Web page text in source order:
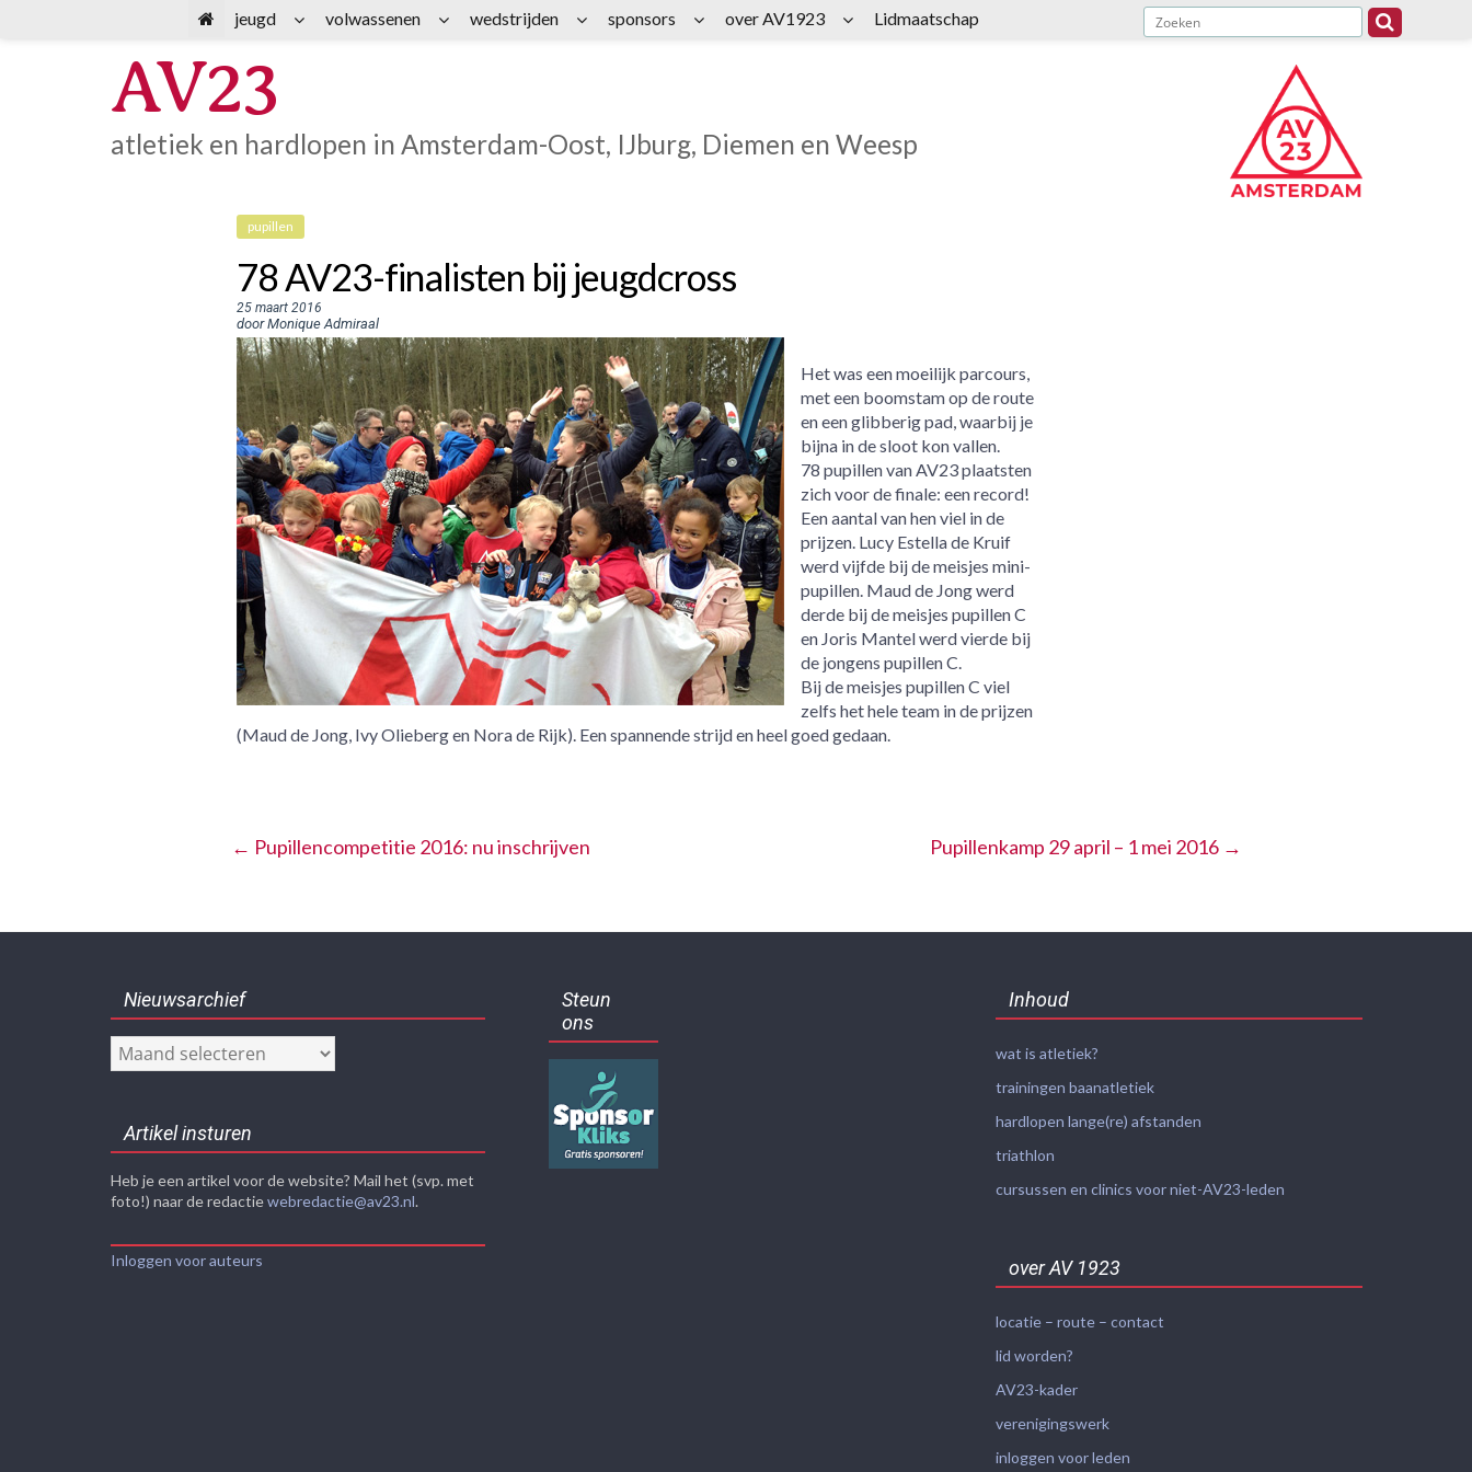
AV23
atletiek en hardlopen in Amsterdam-Oost, IJburg, Diemen en Weesp
pupillen
78 AV23-finalisten bij jeugdcross
25 maart 2016
door Monique Admiraal
Het was een moeilijk parcours,
met een boomstam op de route
en een glibberig pad, waarbij je
bijna in de sloot kon vallen.
78 pupillen van AV23 plaatsten
zich voor de finale: een record!
Een aantal van hen viel in de
prijzen. Lucy Estella de Kruif
werd vijfde bij de meisjes mini-
pupillen. Maud de Jong werd
derde bij de meisjes pupillen C
en Joris Mantel werd vierde bij
de jongens pupillen C.
Bij de meisjes pupillen C viel
zelfs het hele team in de prijzen
(Maud de Jong, Ivy Olieberg en Nora de Rijk). Een spannende strijd en heel goed gedaan.
← Pupillencompetitie 2016: nu inschrijven Pupillenkamp 29 april – 1 mei 2016 →
Nieuwsarchief
Nieuwsarchief
Artikel insturen
Heb je een artikel voor de website? Mail het (svp. met
foto!) naar de redactiewebredactie@av23.nl.
Inloggen voor auteurs
Steun
ons
Inhoud
wat is atletiek?
trainingen baanatletiek
hardlopen lange(re) afstanden
triathlon
cursussen en clinics voor niet-AV23-leden
over AV 1923
locatie – route – contact
lid worden?
AV23-kader
verenigingswerk
inloggen voor leden
jeugd volwassenen wedstrijden sponsors over AV1923 Lidmaatschap